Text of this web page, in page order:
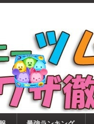
ム攻略・裏
に、ビンゴ・キャラ評価